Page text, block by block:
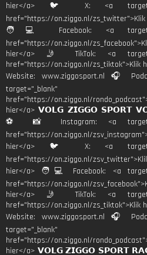
hier</a> 🐦 X: <a
href="https://on.ziggo.nl/
🧑💻 Facebook: <a
href="https://on.ziggo.nl/
hier</a> 🤳 TikTok: <a
href="https://on.ziggo.nl/zs_tiktok">Klik
Website: www.ziggosport.nl 🎧
target="_blank"
href="https://on.ziggo.nl/
hier</a> 𝗩𝗢𝗟𝗚 𝗭𝗜𝗚𝗚𝗢 𝗦𝗣𝗢𝗥𝗧
⚽️ 📸 Instagram: <a
href="https://on.ziggo.nl/
hier</a> 🐦 X: <a
href="https://on.ziggo.nl/
hier</a> 🧑💻 Facebook: <a
href="https://on.ziggo.nl/
hier</a> 🤳 TikTok: <a
href="https://on.ziggo.nl/zs_tiktok">Klik
Website: www.ziggosport.nl 🎧
target="_blank"
href="https://on.ziggo.nl/
hier</a> 𝗩𝗢𝗟𝗚 𝗭𝗜𝗚𝗚𝗢 𝗦𝗣𝗢𝗥𝗧